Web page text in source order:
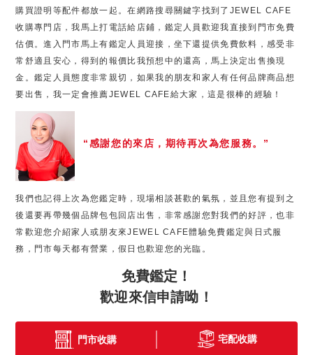
購買證明等配件都放一起。在網路搜尋關鍵字找到了JEWEL CAFE
收購專門店，我馬上打電話給店鋪，鑑定人員歡迎我直接到門市免費
估價。進入門市馬上有鑑定人員迎接，坐下還提供免費飲料，感受非
常舒適且安心，得到的報價比我預想中的還高，馬上決定出售換現
金。鑑定人員態度非常親切，如果我的朋友和家人有任何品牌商品想
要出售，我一定會推薦JEWEL CAFE給大家，這是很棒的經驗！
“感謝您的來店，期待再次為您服務。”
我們也記得上次為您鑑定時，現場相談甚歡的氣氛，並且您有提到之
後還要再帶幾個品牌包包回店出售，非常感謝您對我們的好評，也非
常歡迎您介紹家人或朋友來JEWEL CAFE體驗免費鑑定與日式服
務，門市每天都有營業，假日也歡迎您的光臨。
免費鑑定！
歡迎來信申請呦！
門市收購 宅配收購